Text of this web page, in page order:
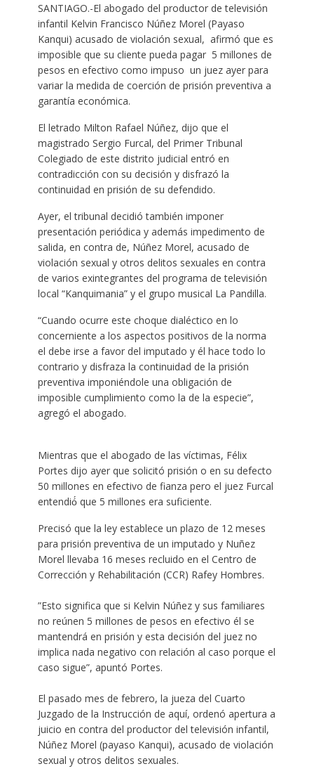
SANTIAGO.-El abogado del productor de televisión
infantil Kelvin Francisco Núñez Morel (Payaso
Kanqui) acusado de violación sexual, afirmó que es
imposible que su cliente pueda pagar 5 millones de
pesos en efectivo como impuso un juez ayer para
variar la medida de coerción de prisión preventiva a
garantía económica.
El letrado Milton Rafael Núñez, dijo que el
magistrado Sergio Furcal, del Primer Tribunal
Colegiado de este distrito judicial entró en
contradicción con su decisión y disfrazó la
continuidad en prisión de su defendido.
Ayer, el tribunal decidió también imponer
presentación periódica y además impedimento de
salida, en contra de, Núñez Morel, acusado de
violación sexual y otros delitos sexuales en contra
de varios exintegrantes del programa de televisión
local “Kanquimania” y el grupo musical La Pandilla.
“Cuando ocurre este choque dialéctico en lo
concerniente a los aspectos positivos de la norma
el debe irse a favor del imputado y él hace todo lo
contrario y disfraza la continuidad de la prisión
preventiva imponiéndole una obligación de
imposible cumplimiento como la de la especie”,
agregó el abogado.
Mientras que el abogado de las víctimas, Félix
Portes dijo ayer que solicitó prisión o en su defecto
50 millones en efectivo de fianza pero el juez Furcal
entendió́ que 5 millones era suficiente.
Precisó que la ley establece un plazo de 12 meses
para prisión preventiva de un imputado y Nuñez
Morel llevaba 16 meses recluido en el Centro de
Corrección y Rehabilitación (CCR) Rafey Hombres.
”Esto significa que si Kelvin Núñez y sus familiares
no reúnen 5 millones de pesos en efectivo él se
mantendrá en prisión y esta decisión del juez no
implica nada negativo con relación al caso porque el
caso sigue”, apuntó Portes.
El pasado mes de febrero, la jueza del Cuarto
Juzgado de la Instrucción de aquí, ordenó apertura a
juicio en contra del productor del televisión infantil,
Núñez Morel (payaso Kanqui), acusado de violación
sexual y otros delitos sexuales.